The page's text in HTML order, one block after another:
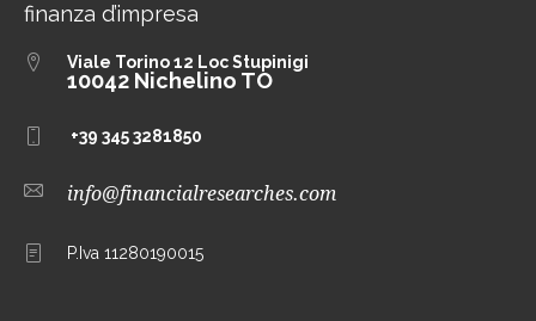
finanza d’impresa
Viale Torino 12 Loc Stupinigi
10042 Nichelino TO
+39 345 3281850
info@financialresearches.com
P.Iva 11280190015